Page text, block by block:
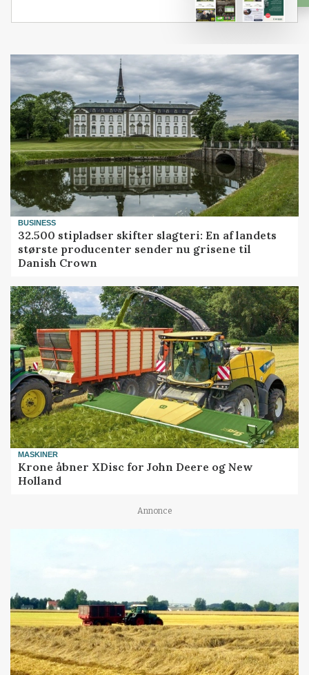
BUSINESS
32.500 stipladser skifter slagteri: En af landets
største producenter sender nu grisene til
Danish Crown
MASKINER
Krone åbner XDisc for John Deere og New
Holland
Annonce